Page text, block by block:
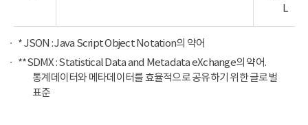
L
* JSON : Java Script Object Notation의 약어
**SDMX : Statistical Data and Metadata eXchange의 약어.
통계데이터와 메타데이터를 효율적으로 공유하기 위한 글로벌
표준